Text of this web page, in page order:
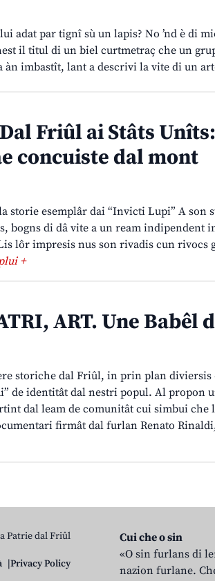
adat par tignî sù un lapis? No ’nd è di
il titul di un biel curtmetraç che un
àn imbastît, lant a descrivi la vite di un
Dal Friûl ai Stâts
concuiste dal mont
storie esemplâr dai “Invicti Lupi” A son
bogns di dâ vite a un ream indipendent
lôr impresis nus son rivadis cun
+
ART. Une Babêl
storiche dal Friûl, in prin plan diviersis
de identitât dal nestri popul. Al propon
dal leam de comunitât cui simbui che
firmât dal furlan Renato
Patrie dal Friûl
Privacy Policy
Cui che o sin
«O sin furlans di
nazion furlane.